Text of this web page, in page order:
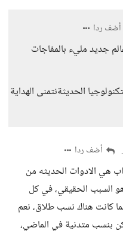
أضف ردا
جديد مليء بالمفاجات
الحديثةنتمنى الهداية
أضف ردا
هي الادوات الحديثه من
السبب الحقيقي، في كل
كانت هناك نسب طلاق، نعم
بنسب متدنية في الماضي،